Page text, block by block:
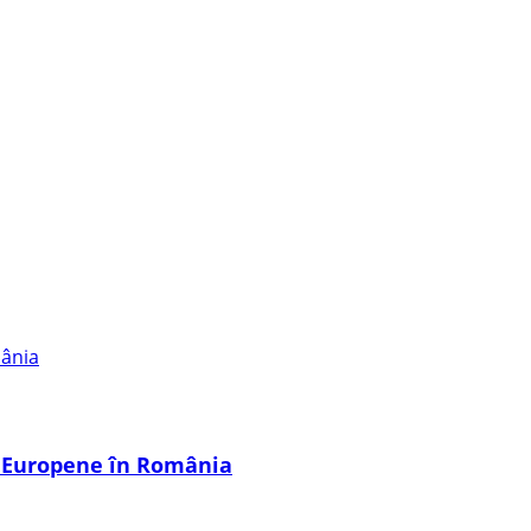
în România